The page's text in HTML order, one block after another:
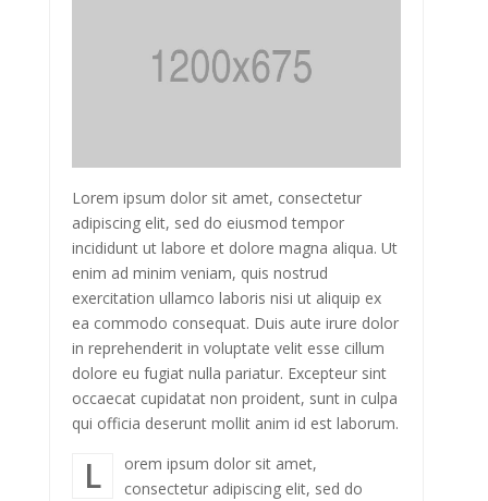
Lorem ipsum dolor sit amet, consectetur
adipiscing elit, sed do eiusmod tempor
incididunt ut labore et dolore magna aliqua. Ut
enim ad minim veniam, quis nostrud
exercitation ullamco laboris nisi ut aliquip ex
ea commodo consequat. Duis aute irure dolor
in reprehenderit in voluptate velit esse cillum
dolore eu fugiat nulla pariatur. Excepteur sint
occaecat cupidatat non proident, sunt in culpa
qui officia deserunt mollit anim id est laborum.
Lorem ipsum dolor sit amet,
consectetur adipiscing elit, sed do